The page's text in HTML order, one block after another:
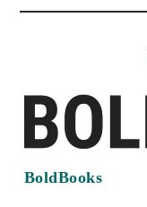
BoldBooks